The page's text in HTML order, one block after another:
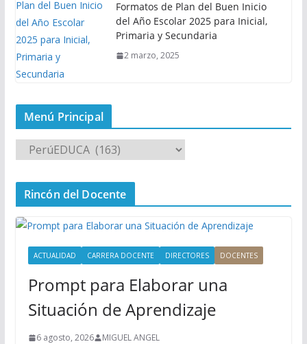
Formatos de Plan del Buen Inicio
del Año Escolar 2025 para Inicial,
Primaria y Secundaria
2 marzo, 2025
Menú Principal
e
n
P
Rincón del Docente
ACTUALIDAD CARRERA DOCENTE DIRECTORES DOCENTES
Prompt para Elaborar una
Situación de Aprendizaje
6 agosto, 2026 MIGUEL ANGEL